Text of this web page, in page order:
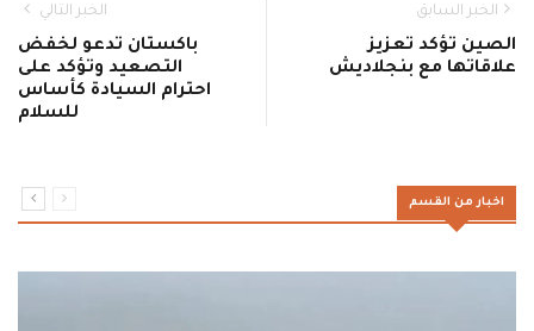
الخبر السابق
الصين تؤكد تعزيز
علاقاتها مع بنجلاديش
الخبر التالي
باكستان تدعو لخفض
التصعيد وتؤكد على
احترام السيادة كأساس
للسلام
اخبار من القسم